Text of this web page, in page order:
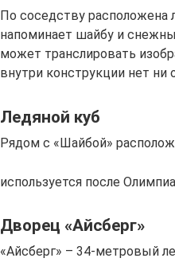
По соседству расположена
напоминает шайбу и
может транслировать
внутри конструкции нет ни
Ледяной куб
Рядом с «Шайбой»
используется после
Дворец «Айсберг»
«Айсберг» – 34-метровый